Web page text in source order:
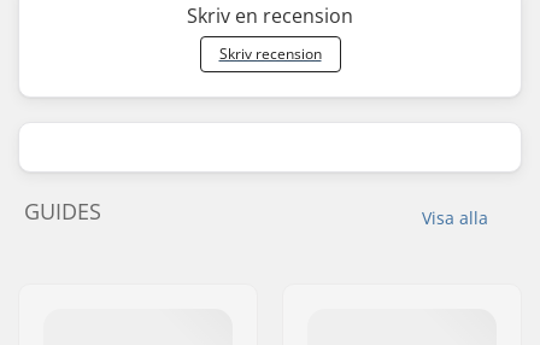
Skriv en recension
Skriv recension
Visa alla
GUIDES